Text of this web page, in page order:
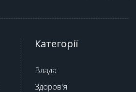
Категорії
Влада
Здоров'я